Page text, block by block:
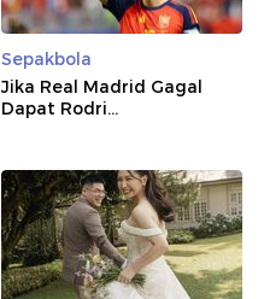
Sepakbola
Jika Real Madrid Gagal
Dapat Rodri...